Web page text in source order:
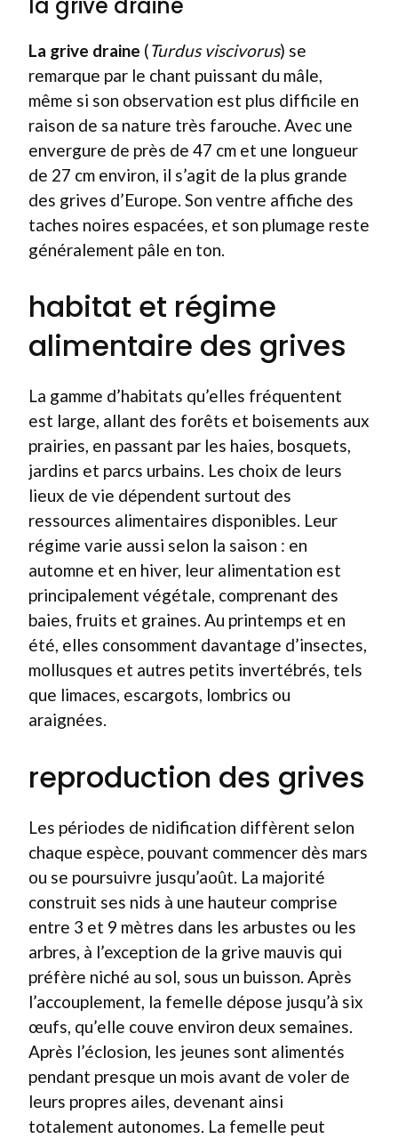
La grive draine (Turdus viscivorus) se
remarque par le chant puissant du mâle,
même si son observation est plus difficile en
raison de sa nature très farouche. Avec une
envergure de près de 47 cm et une longueur
de 27 cm environ, il s’agit de la plus grande
des grives d’Europe. Son ventre affiche des
taches noires espacées, et son plumage reste
généralement pâle en ton.
habitat et régime
alimentaire des grives
La gamme d’habitats qu’elles fréquentent
est large, allant des forêts et boisements aux
prairies, en passant par les haies, bosquets,
jardins et parcs urbains. Les choix de leurs
lieux de vie dépendent surtout des
ressources alimentaires disponibles. Leur
régime varie aussi selon la saison : en
automne et en hiver, leur alimentation est
principalement végétale, comprenant des
baies, fruits et graines. Au printemps et en
été, elles consomment davantage d’insectes,
mollusques et autres petits invertébrés, tels
que limaces, escargots, lombrics ou
araignées.
reproduction des grives
Les périodes de nidification diffèrent selon
chaque espèce, pouvant commencer dès mars
ou se poursuivre jusqu’août. La majorité
construit ses nids à une hauteur comprise
entre 3 et 9 mètres dans les arbustes ou les
arbres, à l’exception de la grive mauvis qui
préfère niché au sol, sous un buisson. Après
l’accouplement, la femelle dépose jusqu’à six
œufs, qu’elle couve environ deux semaines.
Après l’éclosion, les jeunes sont alimentés
pendant presque un mois avant de voler de
leurs propres ailes, devenant ainsi
totalement autonomes. La femelle peut